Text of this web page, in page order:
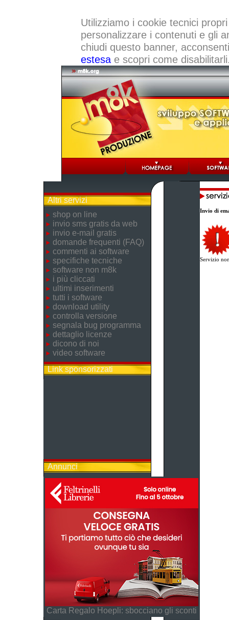
Utilizziamo i cookie tecnici
personalizzare i contenuti e gli
chiudi questo banner,
estesae scopri come
Altri servizi
shop on line
invio sms gratis da web
invio e-mail gratis
domande frequenti (FAQ)
commenti ai software
specifiche tecniche
software non m8k
i più cliccati
ultimi inserimenti
tutti i software
download utility
controlla versione
segnala bug programma
dettaglio licenze
dicono di noi
video software
Link sponsorizzati
Annunci
Carta Regalo Hoepli: sbocciano gli sconti
Invio di
Servizio